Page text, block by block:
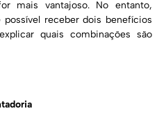
mais vantajoso. No entanto,
receber dois benefícios
quais combinações são